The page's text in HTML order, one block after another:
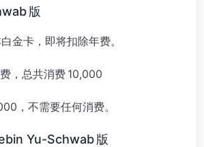
版
金卡，即将扣除年费。
，总共消费 10,000
，不需要任何消费。
Yu-Schwab 版